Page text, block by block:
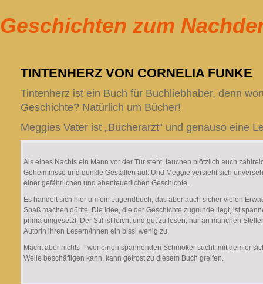
Geschichten zum
TINTENHERZ VON CORNELIA FUNKE
Tintenherz ist ein Buch für Buchliebhaber, denn
Geschichte? Natürlich um Bücher!
Meggies Vater ist „Bücherarzt“ und genauso eine
Als eines Nachts ein Mann vor der Tür steht, tauchen plötzlich auch
Geheimnisse und dunkle Gestalten auf. Und Meggie versieht sich
einer gefährlichen und abenteuerlichen Geschichte.
Es handelt sich hier um ein Jugendbuch, das aber auch sicher vielen
Spaß machen dürfte. Die Idee, die der Geschichte zugrunde liegt, ist
prima umgesetzt. Der Stil ist leicht und gut zu lesen, nur an manchen
Autorin ihren Lesern/innen ein bissl wenig zu.
Macht aber nichts – wer einen spannenden Schmöker sucht, mit dem er
Weile beschäftigen kann, kann getrost zu diesem Buch greifen.